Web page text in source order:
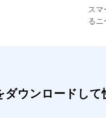
スマ
るニ
ウンロードし